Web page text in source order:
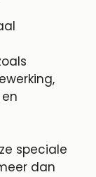
speciale
dan